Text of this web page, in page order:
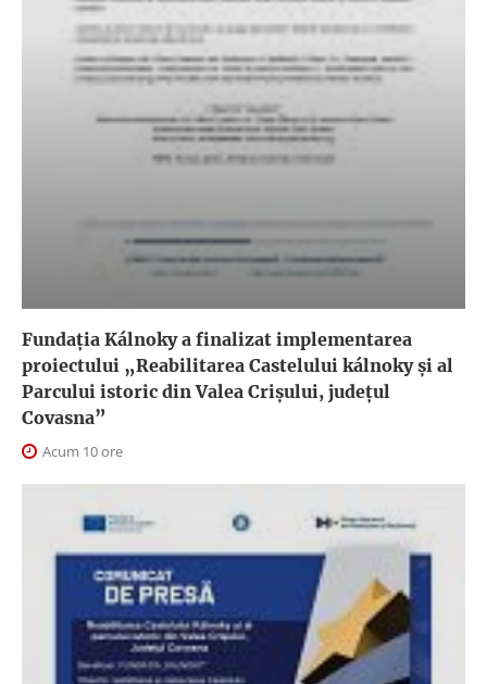
Fundația Kálnoky a finalizat implementarea
proiectului „Reabilitarea Castelului kálnoky și al
Parcului istoric din Valea Crișului, județul
Covasna”
Acum 10 ore